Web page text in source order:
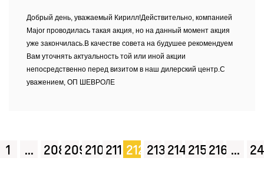
Добрый день, уважаемый Кирилл!Действительно, компанией
Major проводилась такая акция, но на данный момент акция
уже закончилась.В качестве совета на будушее рекомендуем
Вам уточнять актуальность той или иной акции
непосредственно перед визитом в наш дилерский центр.С
уважением, ОП ШЕВРОЛЕ
1 ... 208209210 211 212 213 214 215 216 ...